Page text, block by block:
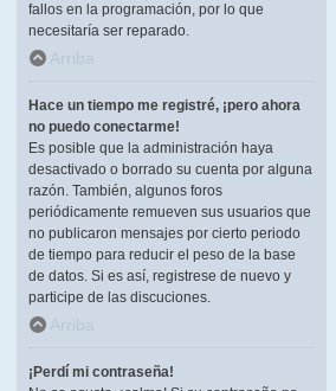
fallos en la programación, por lo que
necesitaría ser reparado.
Arriba
Hace un tiempo me registré, ¡pero ahora
no puedo conectarme!
Es posible que la administración haya
desactivado o borrado su cuenta por alguna
razón. También, algunos foros
periódicamente remueven sus usuarios que
no publicaron mensajes por cierto periodo
de tiempo para reducir el peso de la base
de datos. Si es así, registrese de nuevo y
participe de las discuciones.
Arriba
¡Perdí mi contraseña!